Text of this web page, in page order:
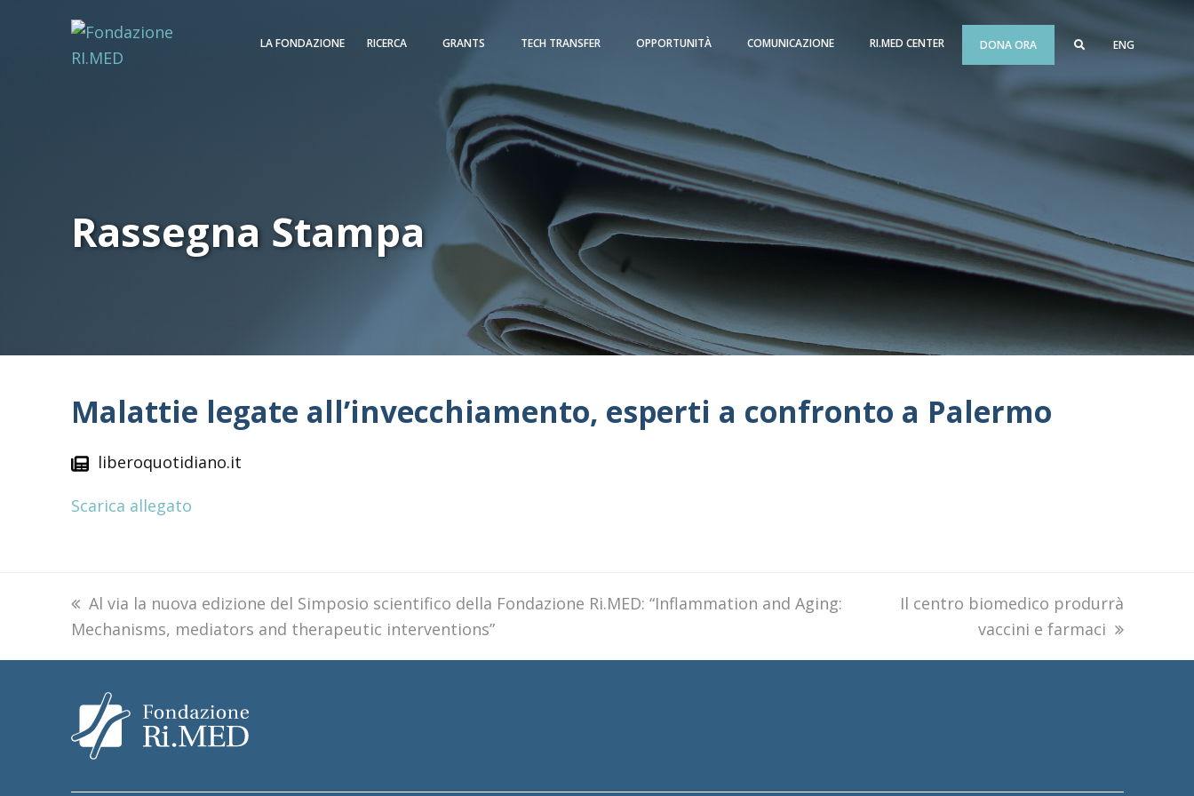
LA FONDAZIONE RICERCA GRANTS TECH TRANSFER OPPORTUNITÀ COMUNICAZIONE RI.MED CENTER DONA ORA ENG
Rassegna Stampa
Malattie legate all’invecchiamento, esperti a confronto a Palermo
liberoquotidiano.it
Scarica allegato
previous
post:
Al via la nuova edizione del Simposio scientifico della Fondazione Ri.MED: “Inflammation and Aging:
Mechanisms, mediators and therapeutic interventions”
next
Il centro biomedico produrrà
vaccini e farmaci